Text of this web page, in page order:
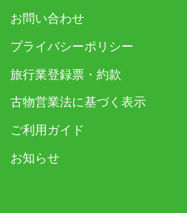
お問い合わせ
プライバシーポリシー
旅行業登録票・約款
古物営業法に基づく表示
ご利用ガイド
お知らせ